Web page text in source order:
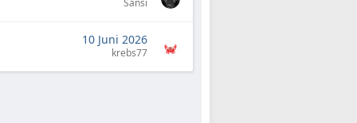
10 Juni 2026
krebs77